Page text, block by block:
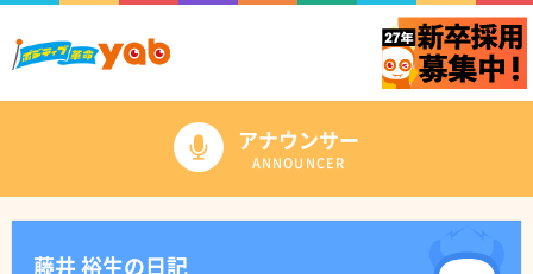
アナウンサー
ANNOUNCER
藤井 裕生の日記